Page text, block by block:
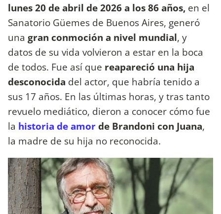
lunes 20 de abril de 2026 a los 86 años, en el
Sanatorio Güemes de Buenos Aires, generó
una gran conmoción a nivel mundial, y
datos de su vida volvieron a estar en la boca
de todos. Fue así que reapareció una hija
desconocida del actor, que habría tenido a
sus 17 años. En las últimas horas, y tras tanto
revuelo mediático, dieron a conocer cómo fue
la historia de amorde Brandoni con Juana,
la madre de su hija no reconocida.